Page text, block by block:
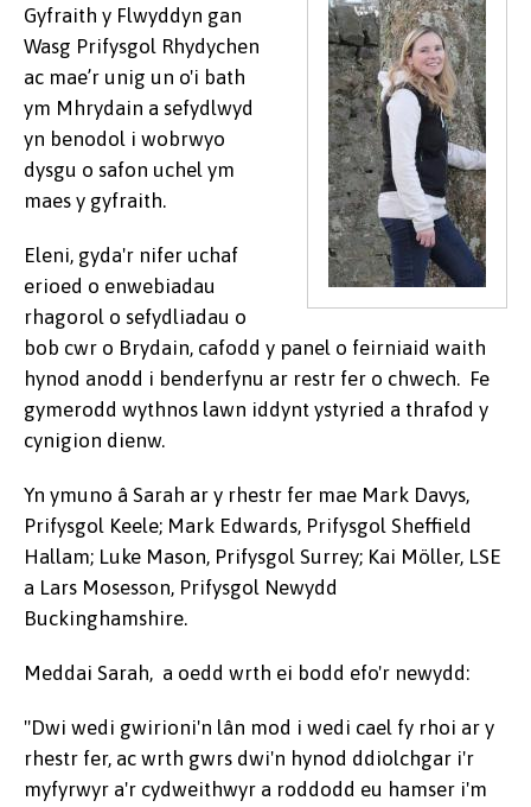
Gyfraith y Flwyddyn gan
Wasg Prifysgol Rhydychen
ac mae’r unig un o'i bath
ym Mhrydain a sefydlwyd
yn benodol i wobrwyo
dysgu o safon uchel ym
maes y gyfraith.
Eleni, gyda'r nifer uchaf
erioed o enwebiadau
rhagorol o sefydliadau o
bob cwr o Brydain, cafodd y panel o feirniaid waith
hynod anodd i benderfynu ar restr fer o chwech. Fe
gymerodd wythnos lawn iddynt ystyried a thrafod y
cynigion dienw.
Yn ymuno â Sarah ar y rhestr fer mae Mark Davys,
Prifysgol Keele; Mark Edwards, Prifysgol Sheffield
Hallam; Luke Mason, Prifysgol Surrey; Kai Möller, LSE
a Lars Mosesson, Prifysgol Newydd
Buckinghamshire.
Meddai Sarah, a oedd wrth ei bodd efo'r newydd:
"Dwi wedi gwirioni'n lân mod i wedi cael fy rhoi ar y
rhestr fer, ac wrth gwrs dwi'n hynod ddiolchgar i'r
myfyrwyr a'r cydweithwyr a roddodd eu hamser i'm